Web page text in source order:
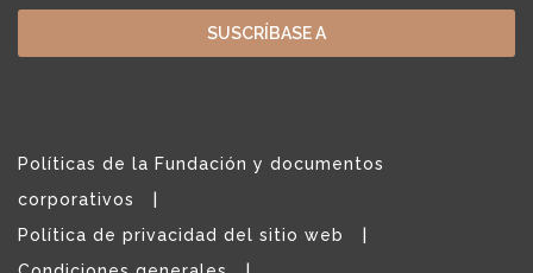
SUSCRÍBASE A
Políticas de la Fundación y documentos
corporativos
Política de privacidad del sitio web